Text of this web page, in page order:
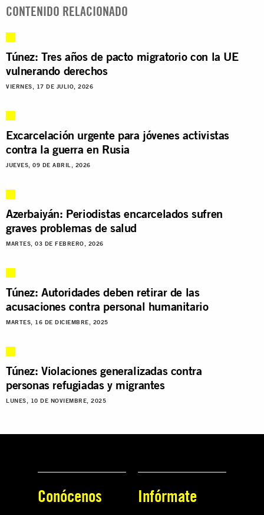
CONTENIDO RELACIONADO
Túnez: Tres años de pacto migratorio con la UE
vulnerando derechos
VIERNES, 17 DE JULIO, 2026
Excarcelación urgente para jóvenes activistas
contra la guerra en Rusia
JUEVES, 09 DE ABRIL, 2026
Azerbaiyán: Periodistas encarcelados sufren
graves problemas de salud
MARTES, 03 DE FEBRERO, 2026
Túnez: Autoridades deben retirar de las
acusaciones contra personal humanitario
MARTES, 16 DE DICIEMBRE, 2025
Túnez: Violaciones generalizadas contra
personas refugiadas y migrantes
LUNES, 10 DE NOVIEMBRE, 2025
Conócenos Infórmate